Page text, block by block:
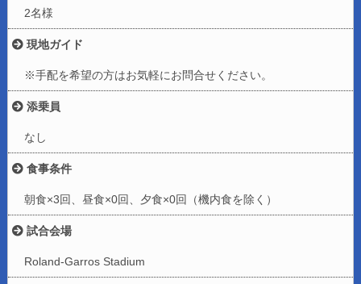
2名様
現地ガイド
※手配を希望の方はお気軽にお問合せください。
添乗員
なし
食事条件
朝食×3回、昼食×0回、夕食×0回（機内食を除く）
試合会場
Roland-Garros Stadium